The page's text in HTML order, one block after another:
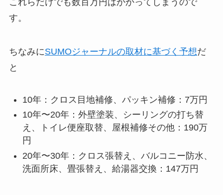
これらだけでも数百万円はかかってしまうので
す。
ちなみにSUMOジャーナルの取材に基づく予想だ
と
10年：クロス目地補修、パッキン補修：7万円
10年〜20年：外壁塗装、シーリングの打ち替
え、トイレ便座取替、屋根補修その他：190万
円
20年〜30年：クロス張替え、バルコニー防水、
洗面所床、畳張替え、給湯器交換：147万円